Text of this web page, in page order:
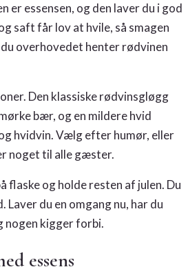
er essensen, og den laver du i god
saft får lov at hvile, så smagen
overhovedet henter rødvinen
Den klassiske rødvinsgløgg
bær, og en mildere hvid
hvidvin. Vælg efter humør, eller
noget til alle gæster.
flaske og holde resten af julen. Du
Laver du en omgang nu, har du
nogen kigger forbi.
essens